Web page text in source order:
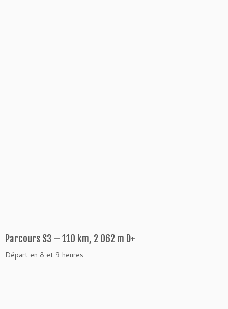
Parcours S3 – 110 km, 2 062 m D+
Départ en 8 et 9 heures